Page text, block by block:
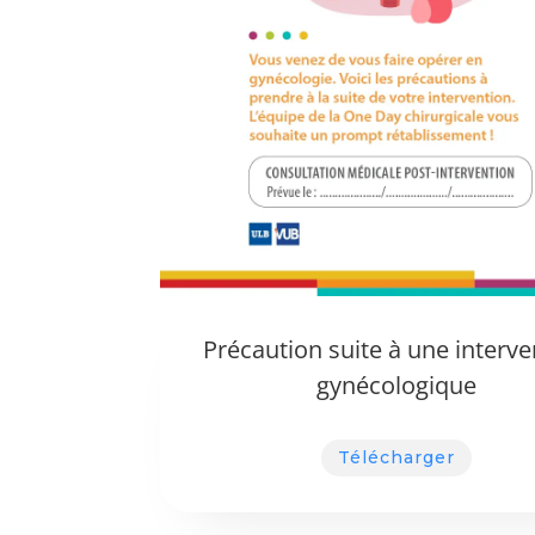
Précaution suite à une
gynécologique
Télécharger